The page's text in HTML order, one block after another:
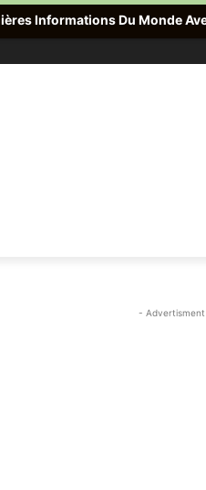
-
Monde Avec Passion Info